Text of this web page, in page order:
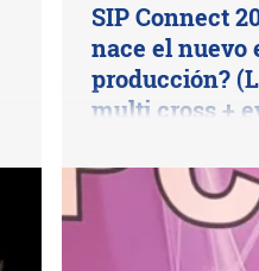
SIP Connect
nace el nuevo
producción?
multi cross +